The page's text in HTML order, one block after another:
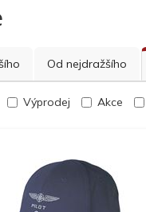
Od nejdražšího
Výprodej Akce